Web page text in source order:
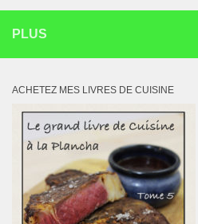
PLUS
ACHETEZ MES LIVRES DE CUISINE